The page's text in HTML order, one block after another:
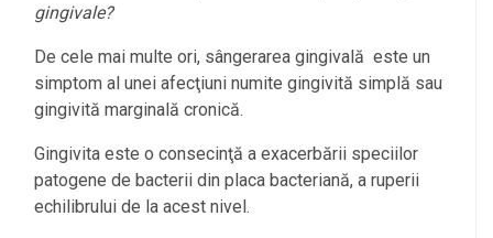
gingivale?
De cele mai multe ori, sângerarea gingivală este un
simptom al unei afecţiuni numite gingivită simplă sau
gingivită marginală cronică.
Gingivita este o consecinţă a exacerbării speciilor
patogene de bacterii din placa bacteriană, a ruperii
echilibrului de la acest nivel.